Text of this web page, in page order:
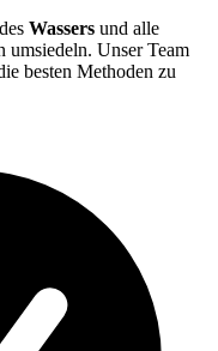
Wassers und alle
umsiedeln. Unser Team
besten Methoden zu